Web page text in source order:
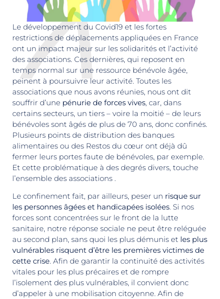
Le développement du Covid19 et les fortes
restrictions de déplacements appliquées en France
ont un impact majeur sur les solidarités et l’activité
des associations. Ces dernières, qui reposent en
temps normal sur une ressource bénévole âgée,
peinent à poursuivre leur activité. Toutes les
associations que nous avons réunies, nous ont dit
souffrir d’une pénurie de forces vives, car, dans
certains secteurs, un tiers – voire la moitié – de leurs
bénévoles sont âgés de plus de 70 ans, donc confinés.
Plusieurs points de distribution des banques
alimentaires ou des Restos du cœur ont déjà dû
fermer leurs portes faute de bénévoles, par exemple.
Et cette problématique à des degrés divers, touche
l’ensemble des associations .
Le confinement fait, par ailleurs, peser un risque sur
les personnes âgées et handicapées isolées. Si nos
forces sont concentrées sur le front de la lutte
sanitaire, notre réponse sociale ne peut être reléguée
au second plan, sans quoi les plus démunis et les plus
vulnérables risquent d’être les premières victimes de
cette crise. Afin de garantir la continuité des activités
vitales pour les plus précaires et de rompre
l’isolement des plus vulnérables, il convient donc
d’appeler à une mobilisation citoyenne. Afin de